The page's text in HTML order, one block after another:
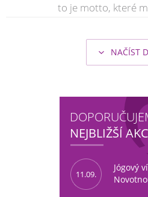
to je motto, které
NAČÍST
NEJBLIŽŠÍ
11.09.
Jógový